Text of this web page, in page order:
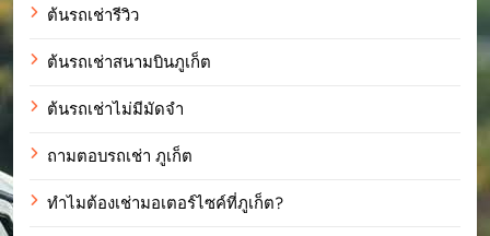
ต้นรถเช่ารีวิว
ต้นรถเช่าสนามบินภูเก็ต
ต้นรถเช่าไม่มีมัดจำ
ถามตอบรถเช่า ภูเก็ต
ทำไมต้องเช่ามอเตอร์ไซค์ที่ภูเก็ต?